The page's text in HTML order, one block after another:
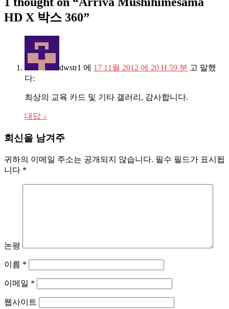
HD X 박스 360”
dwstr1 에 17 11월 2012 에 20 H 59 분 고 말했
다:
최상의 교육 카드 및 기타 갤러리, 감사합니다.
대답 ↓
회신을 남겨주
귀하의 이메일 주소는 공개되지 않습니다. 필수 필드가 표시됩
니다 *
논평
이름 *
이메일 *
웹사이트